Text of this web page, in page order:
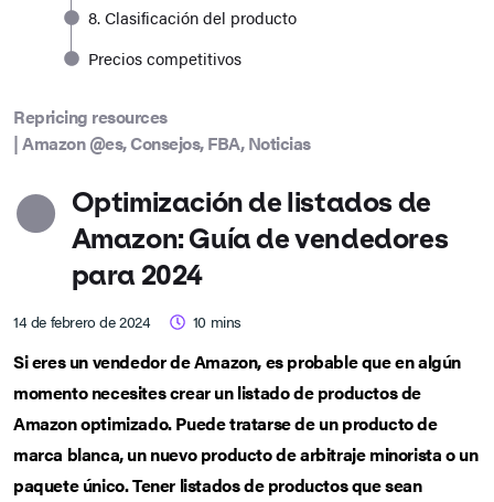
8. Clasificación del producto
Precios competitivos
Repricing resources
|Amazon @es,Consejos,FBA,Noticias
Optimización de listados de
Amazon: Guía de vendedores
para 2024
14 de febrero de 2024 10 mins
Si eres un vendedor de Amazon, es probable que en algún
momento necesites crear un listado de productos de
Amazon optimizado. Puede tratarse de un producto de
marca blanca, un nuevo producto de arbitraje minorista o un
paquete único. Tener listados de productos que sean